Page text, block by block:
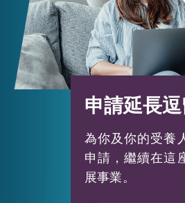
逗留條件限制。符合頂
士年一般會獲准延期逗
逗留條件限制。
本計劃不適用於阿富汗
* 「中國籍人士」指依據
申請延長
為你及你的受養
申請，繼續在這
展事業。